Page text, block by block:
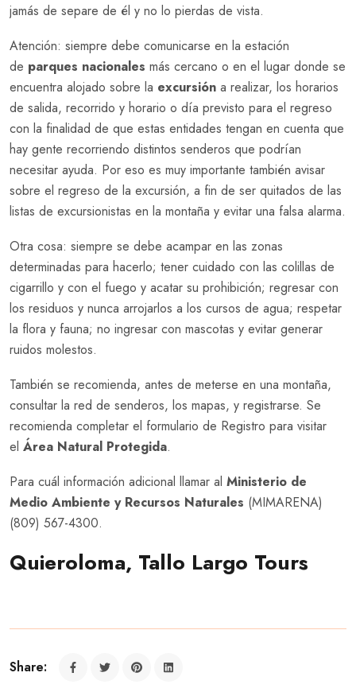
jamás de separe de él y no lo pierdas de vista.
Atención: siempre debe comunicarse en la estación
de parques nacionales más cercano o en el lugar donde se
encuentra alojado sobre la excursión a realizar, los horarios
de salida, recorrido y horario o día previsto para el regreso
con la finalidad de que estas entidades tengan en cuenta que
hay gente recorriendo distintos senderos que podrían
necesitar ayuda. Por eso es muy importante también avisar
sobre el regreso de la excursión, a fin de ser quitados de las
listas de excursionistas en la montaña y evitar una falsa alarma.
Otra cosa: siempre se debe acampar en las zonas
determinadas para hacerlo; tener cuidado con las colillas de
cigarrillo y con el fuego y acatar su prohibición; regresar con
los residuos y nunca arrojarlos a los cursos de agua; respetar
la flora y fauna; no ingresar con mascotas y evitar generar
ruidos molestos.
También se recomienda, antes de meterse en una montaña,
consultar la red de senderos, los mapas, y registrarse. Se
recomienda completar el formulario de Registro para visitar
el Área Natural Protegida.
Para cuál información adicional llamar al Ministerio de
Medio Ambiente y Recursos Naturales (MIMARENA)
(809) 567-4300.
Quieroloma, Tallo Largo Tours
Share: